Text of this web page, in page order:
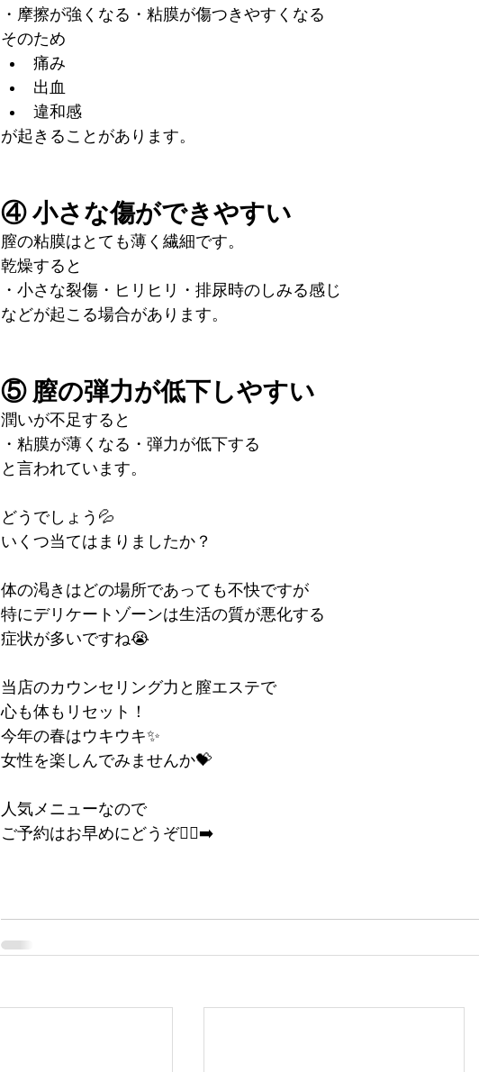
・摩擦が強くなる・粘膜が傷つきやすくなる
そのため
痛み
出血
違和感
が起きることがあります。
④ 小さな傷ができやすい
膣の粘膜はとても薄く繊細です。
乾燥すると
・小さな裂傷・ヒリヒリ・排尿時のしみる感じ
などが起こる場合があります。
⑤ 膣の弾力が低下しやすい
潤いが不足すると
・粘膜が薄くなる・弾力が低下する
と言われています。
どうでしょう💦
いくつ当てはまりましたか？
体の渇きはどの場所であっても不快ですが
特にデリケートゾーンは生活の質が悪化する
症状が多いですね😭
当店のカウンセリング力と膣エステで
心も体もリセット！
今年の春はウキウキ✨
女性を楽しんでみませんか💝
人気メニューなので
ご予約はお早めにどうぞ🏃‍♂️‍➡️